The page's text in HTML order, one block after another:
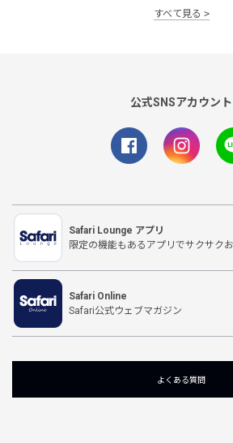
すべて見る
公式SNSアカウント
Safari Lounge アプリ
限定の機能もあるアプリでサクサク
Safari Online
Safari公式ウェブマガジン
よくある質問